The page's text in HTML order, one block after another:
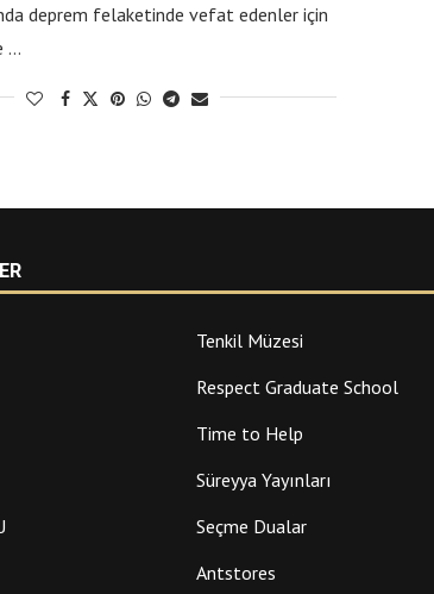
deprem felaketinde vefat edenler için
…
Tenkil Müzesi
Respect Graduate School
Time to Help
Süreyya Yayınları
Seçme Dualar
Antstores